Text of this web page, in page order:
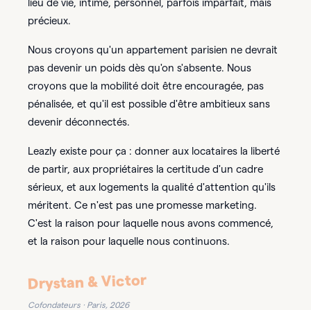
lieu de vie, intime, personnel, parfois imparfait, mais
précieux.
Nous croyons qu'un appartement parisien ne devrait
pas devenir un poids dès qu'on s'absente. Nous
croyons que la mobilité doit être encouragée, pas
pénalisée, et qu'il est possible d'être ambitieux sans
devenir déconnectés.
Leazly existe pour ça : donner aux locataires la liberté
de partir, aux propriétaires la certitude d'un cadre
sérieux, et aux logements la qualité d'attention qu'ils
méritent. Ce n'est pas une promesse marketing.
C'est la raison pour laquelle nous avons commencé,
et la raison pour laquelle nous continuons.
Drystan & Victor
Cofondateurs · Paris, 2026